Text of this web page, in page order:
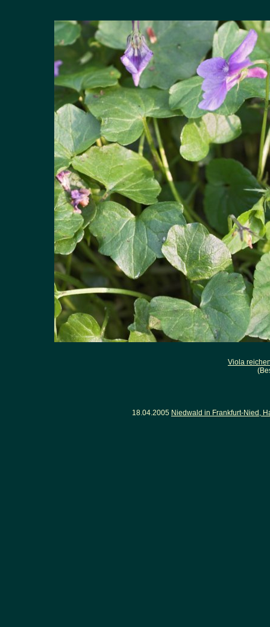
Viola
18.04.2005 Niedwald in Frankfurt-Nied,